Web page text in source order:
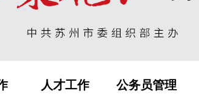
人才工作 公务员管理